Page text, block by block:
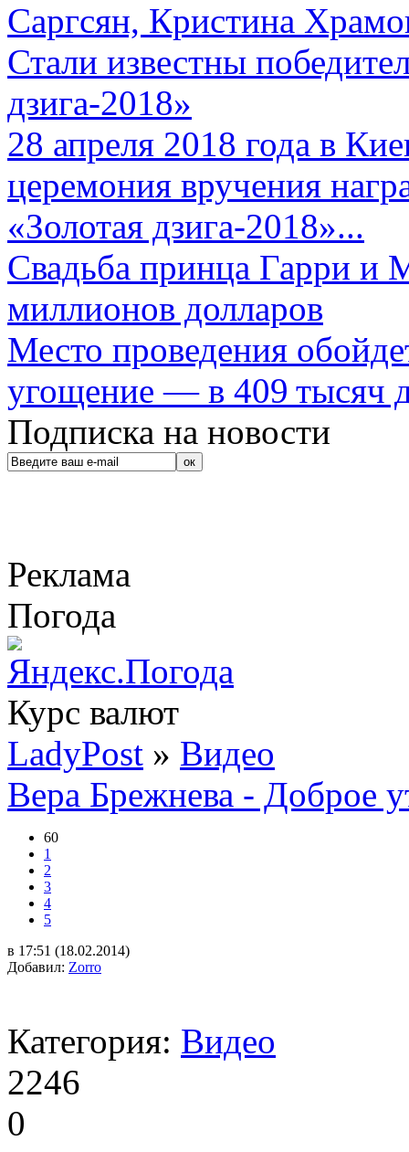
Саргсян, Кристина
Стали известны
дзига-2018»
28 апреля 2018 года в
церемония вручения
«Золотая дзига-2018»...
Свадьба принца Гарри и
миллионов долларов
Место проведения
угощение — в 409 тысяч
Подписка на новости
Реклама
Погода
Курс валют
LadyPost » Видео
Вера Брежнева - Доброе
60
1
2
3
4
5
в 17:51 (18.02.2014)
Добавил: Zorro
Категория: Видео
2246
0